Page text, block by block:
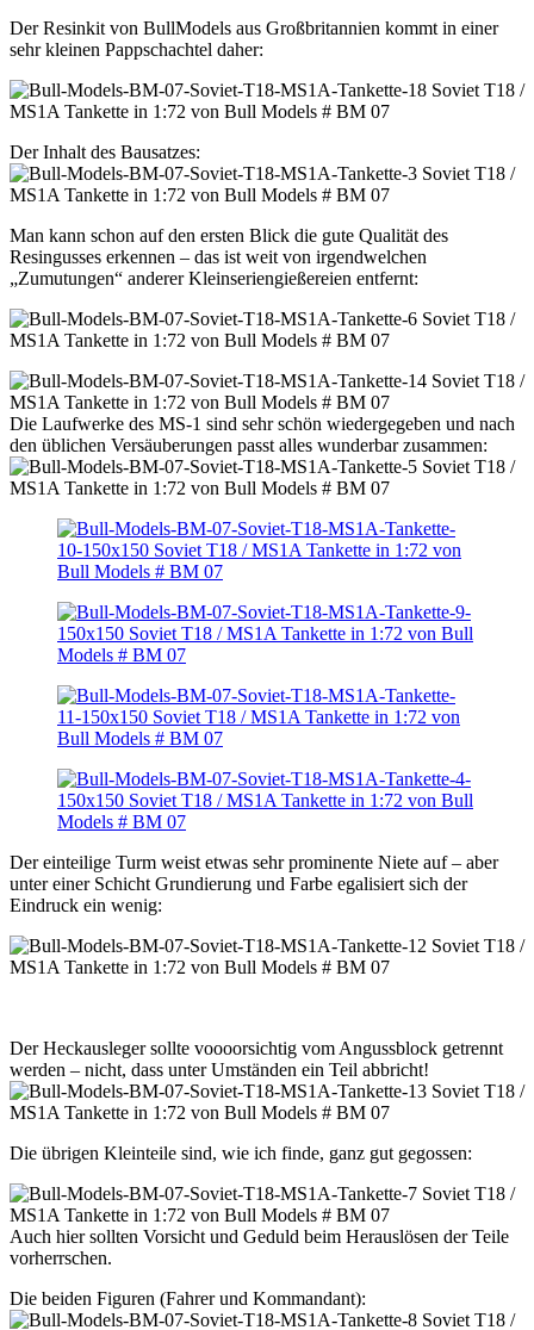
Der Resinkit von BullModels aus Großbritannien kommt in einer
sehr kleinen Pappschachtel daher:
Der Inhalt des Bausatzes:
Man kann schon auf den ersten Blick die gute Qualität des
Resingusses erkennen – das ist weit von irgendwelchen
„Zumutungen“ anderer Kleinseriengießereien entfernt:
Die Laufwerke des MS-1 sind sehr schön wiedergegeben und nach
den üblichen Versäuberungen passt alles wunderbar zusammen:
Der einteilige Turm weist etwas sehr prominente Niete auf – aber
unter einer Schicht Grundierung und Farbe egalisiert sich der
Eindruck ein wenig:
Der Heckausleger sollte voooorsichtig vom Angussblock getrennt
werden – nicht, dass unter Umständen ein Teil abbricht!
Die übrigen Kleinteile sind, wie ich finde, ganz gut gegossen:
Auch hier sollten Vorsicht und Geduld beim Herauslösen der Teile
vorherrschen.
Die beiden Figuren (Fahrer und Kommandant):